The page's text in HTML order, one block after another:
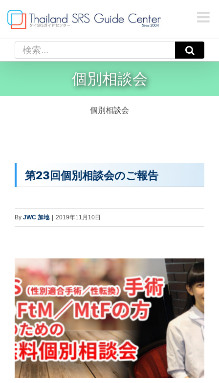
content
索
個別相談会
個別相談会
第23回個別相談会のご報告
By JWC 加地 | 2019年11月10日